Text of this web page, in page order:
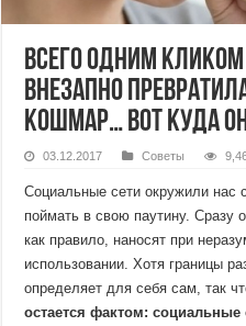
Всего одним
внезапно
кошмар… Вот куда
03.12.2017 Советы
Социальные сети окружили нас
поймать в свою паутину. Сразу
как правило, наносят при
использовании. Хотя границы
определяет для себя сам, так
остается фактом: социальные